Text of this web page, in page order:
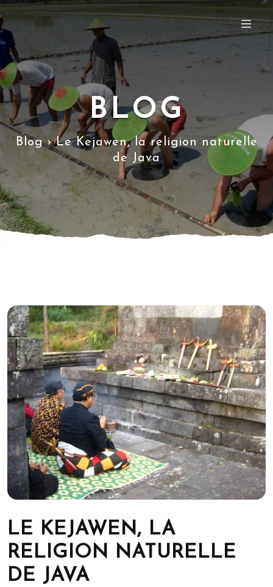
BLOG
Blog › Le Kejawen, la religion naturelle
de Java
LE KEJAWEN, LA
RELIGION NATURELLE
DE JAVA